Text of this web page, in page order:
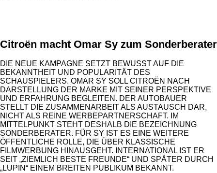
Citroën macht Omar Sy zum Sonderberater
DIE NEUE KAMPAGNE SETZT BEWUSST AUF DIE
BEKANNTHEIT UND POPULARITÄT DES
SCHAUSPIELERS. OMAR SY SOLL CITROËN NACH
DARSTELLUNG DER MARKE MIT SEINER PERSPEKTIVE
UND ERFAHRUNG BEGLEITEN. DER AUTOBAUER
STELLT DIE ZUSAMMENARBEIT ALS AUSTAUSCH DAR,
NICHT ALS REINE WERBEPARTNERSCHAFT. IM
MITTELPUNKT STEHT DESHALB DIE BEZEICHNUNG
SONDERBERATER. FÜR SY IST ES EINE WEITERE
ÖFFENTLICHE ROLLE, DIE ÜBER KLASSISCHE
FILMWERBUNG HINAUSGEHT. INTERNATIONAL IST ER
SEIT „ZIEMLICH BESTE FREUNDE“ UND SPÄTER DURCH
„LUPIN“ EINEM BREITEN PUBLIKUM BEKANNT.